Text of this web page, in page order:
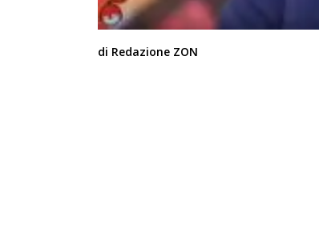
di Redazione ZON